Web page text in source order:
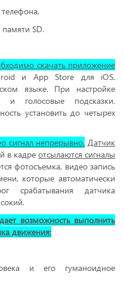
SD.
скачать приложение
и App Store для iOS.
языке. При настройке
и голосовые подсказки.
установить до четырех
сигнал непрерывно. Датчик
в кадре отсылаются сигналы
фотосъемка, видео запись
которые автоматически
срабатывания датчика
возможность выполнить
движения:
и его гуманоидное